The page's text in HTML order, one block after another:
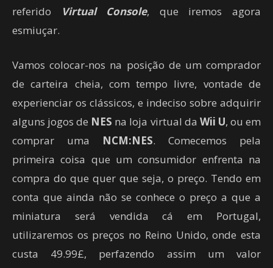
referido
Virtual Console, que iremos agora
esmiuçar.
Vamos colocar-nos na posição de um comprador
de carteira cheia, com tempo livre, vontade de
experienciar os clássicos, e indeciso sobre adquirir
alguns jogos de NES na loja virtual da Wii U, ou em
comprar uma NCM:NES. Comecemos pela
primeira coisa que um consumidor enfrenta na
compra do que quer que seja, o preço. Tendo em
conta que ainda não se conhece o preço a que a
miniatura será vendida cá em Portugal,
utilizaremos os preços no Reino Unido, onde esta
custa 49.99£, perfazendo assim um valor